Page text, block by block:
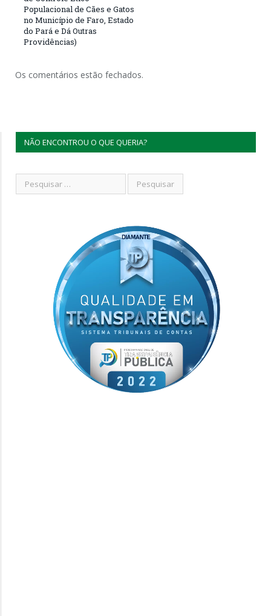
Populacional de Cães e Gatos
no Município de Faro, Estado
do Pará e Dá Outras
Providências)
Os comentários estão fechados.
NÃO ENCONTROU O QUE QUERIA?